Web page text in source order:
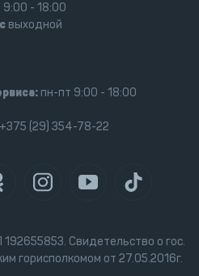
Свидетельство о гос.
горисполкомом от 27.05.2016г.
9:00 - 18:00
выходной
пн-пт 9:00 - 18:00
(29) 354-78-22